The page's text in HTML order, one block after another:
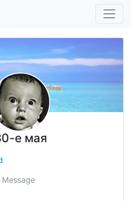
е мая
Message